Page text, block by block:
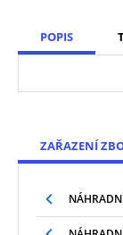
POPIS
ZAŘAZENÍ